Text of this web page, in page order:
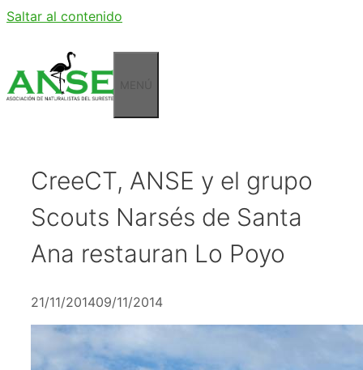
Saltar al contenido
CreeCT, ANSE y el grupo
Scouts Narsés de Santa
Ana restauran Lo Poyo
21/11/201409/11/2014